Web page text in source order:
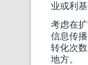
业或利
考虑在
信息传
转化次
地方。